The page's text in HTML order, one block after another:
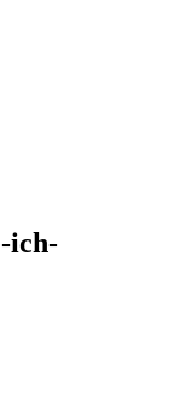
ich-